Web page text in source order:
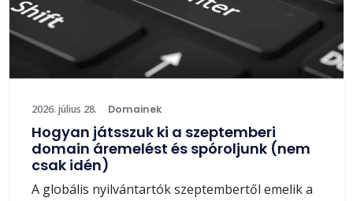
2026. július 28. Domainek
Hogyan játsszuk ki a szeptemberi
domain áremelést és spóroljunk (nem
csak idén)
A globális nyilvántartók szeptembertől emelik a